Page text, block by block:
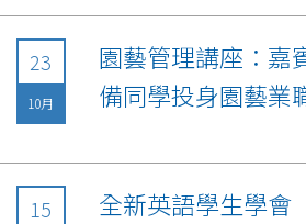
23
10月
園藝管理講座：
備同學投身園藝業
15
全新英語學生學會